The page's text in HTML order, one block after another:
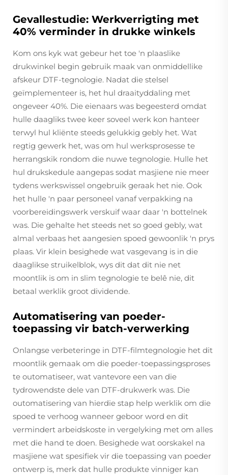
Gevallestudie: Werkverrigting met
40% verminder in drukke winkels
Kom ons kyk wat gebeur het toe 'n plaaslike
drukwinkel begin gebruik maak van onmiddellike
afskeur DTF-tegnologie. Nadat die stelsel
geïmplementeer is, het hul draaityddaling met
ongeveer 40%. Die eienaars was begeesterd omdat
hulle daagliks twee keer soveel werk kon hanteer
terwyl hul kliënte steeds gelukkig gebly het. Wat
regtig gewerk het, was om hul werksprosesse te
herrangskik rondom die nuwe tegnologie. Hulle het
hul drukskedule aangepas sodat masjiene nie meer
tydens werkswissel ongebruik geraak het nie. Ook
het hulle 'n paar personeel vanaf verpakking na
voorbereidingswerk verskuif waar daar 'n bottelnek
was. Die gehalte het steeds net so goed gebly, wat
almal verbaas het aangesien spoed gewoonlik 'n prys
plaas. Vir klein besighede wat vasgevang is in die
daaglikse struikelblok, wys dit dat dit nie net
moontlik is om in slim tegnologie te belê nie, dit
betaal werklik groot dividende.
Automatisering van poeder-
toepassing vir batch-verwerking
Onlangse verbeteringe in DTF-filmtegnologie het dit
moontlik gemaak om die poeder-toepassingsproses
te outomatiseer, wat vantevore een van die
tydrowendste dele van DTF-drukwerk was. Die
outomatisering van hierdie stap help werklik om die
spoed te verhoog wanneer geboor word en dit
vermindert arbeidskoste in vergelyking met om alles
met die hand te doen. Besighede wat oorskakel na
masjiene wat spesifiek vir die toepassing van poeder
ontwerp is, merk dat hulle produkte vinniger kan